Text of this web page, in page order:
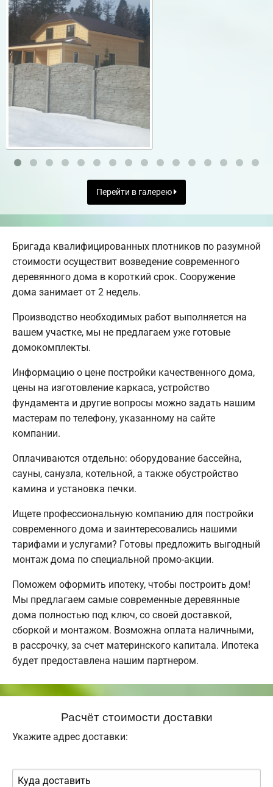
Перейти в галерею
Бригада квалифицированных плотников по разумной
стоимости осуществит возведение современного
деревянного дома в короткий срок. Сооружение
дома занимает от 2 недель.
Производство необходимых работ выполняется на
вашем участке, мы не предлагаем уже готовые
домокомплекты.
Информацию о цене постройки качественного дома,
цены на изготовление каркаса, устройство
фундамента и другие вопросы можно задать нашим
мастерам по телефону, указанному на сайте
компании.
Оплачиваются отдельно: оборудование бассейна,
сауны, санузла, котельной, а также обустройство
камина и установка печки.
Ищете профессиональную компанию для постройки
современного дома и заинтересовались нашими
тарифами и услугами? Готовы предложить выгодный
монтаж дома по специальной промо-акции.
Поможем оформить ипотеку, чтобы построить дом!
Мы предлагаем самые современные деревянные
дома полностью под ключ, со своей доставкой,
сборкой и монтажом. Возможна оплата наличными,
в рассрочку, за счет материнского капитала. Ипотека
будет предоставлена нашим партнером.
Расчёт стоимости доставки
Укажите адрес доставки: